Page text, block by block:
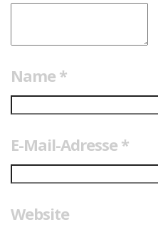
Name *
E-Mail-Adresse *
Website